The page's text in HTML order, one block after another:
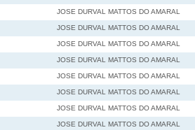
JOSE DURVAL MATTOS DO AMARAL
JOSE DURVAL MATTOS DO AMARAL
JOSE DURVAL MATTOS DO AMARAL
JOSE DURVAL MATTOS DO AMARAL
JOSE DURVAL MATTOS DO AMARAL
JOSE DURVAL MATTOS DO AMARAL
JOSE DURVAL MATTOS DO AMARAL
JOSE DURVAL MATTOS DO AMARAL